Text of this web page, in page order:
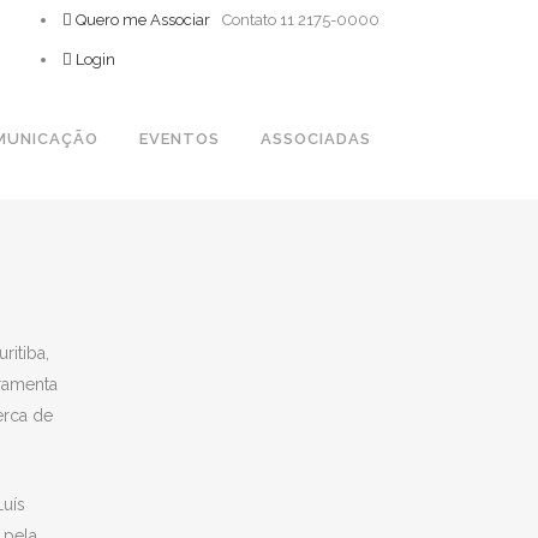
Quero me Associar
Login
Contato 11 2175-0000
EVENTOS ASSOCIADAS
de